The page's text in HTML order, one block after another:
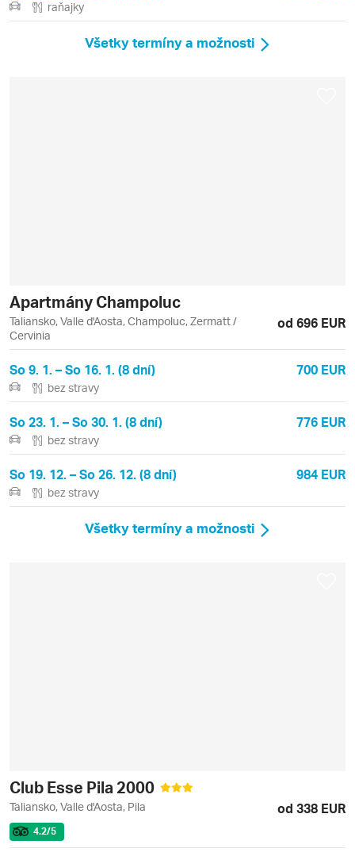
raňajky
Všetky termíny a možnosti
Apartmány Champoluc
Taliansko, Valle d'Aosta, Champoluc, Zermatt /
Cervinia
od 696 EUR
So 9. 1. – So 16. 1. (8 dní) 700 EUR
bez stravy
So 23. 1. – So 30. 1. (8 dní) 776 EUR
bez stravy
So 19. 12. – So 26. 12. (8 dní) 984 EUR
bez stravy
Všetky termíny a možnosti
Club Esse Pila 2000
Taliansko, Valle d'Aosta, Pila od 338 EUR
4.2/5